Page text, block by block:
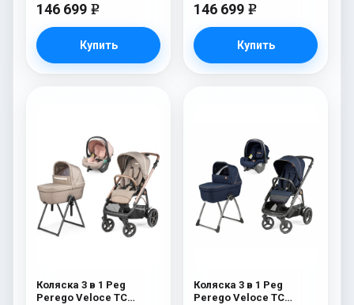
146 699 e
Купить
146 699 e
Купить
Коляска 3 в 1 Peg
Perego Veloce TC
Коляска 3 в 1 Peg
Perego Veloce TC